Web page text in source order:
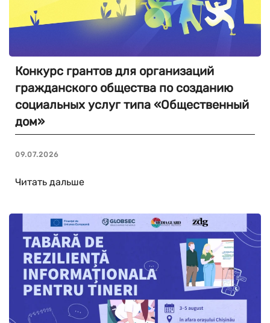
Конкурс грантов для организаций
гражданского общества по созданию
социальных услуг типа «Общественный
дом»
09.07.2026
Читать дальше